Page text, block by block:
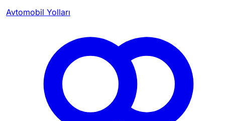
Avtomobil Yolları